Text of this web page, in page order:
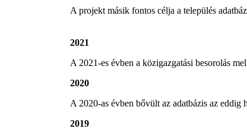
A projekt másik fontos célja a település
2021
A 2021-es évben a közigazgatási besorolás
2020
A 2020-as évben bővült az adatbázis az eddig
2019